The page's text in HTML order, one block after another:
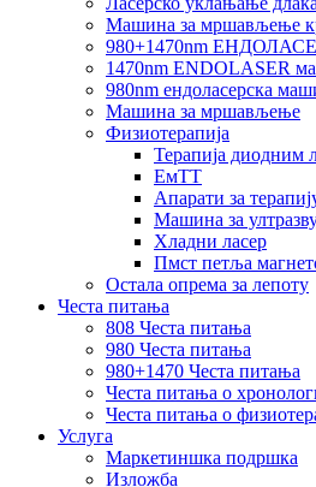
Машина за мршављење
980+1470nm
1470nm ENDOLASER
980nm ендоласерска
Машина за мршављење
Физиотерапија
Терапија диодним
ЕмТТ
Апарати за
Машина за
Хладни ласер
Пмст петља
Остала опрема за лепоту
Честа питања
808 Честа питања
980 Честа питања
980+1470 Честа питања
Честа питања о
Честа питања о
Услуга
Маркетиншка подршка
Изложба